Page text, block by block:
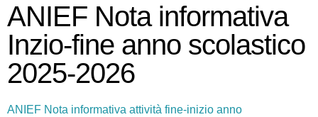
ANIEF Nota informativa
Inzio-fine anno scolastico
2025-2026
ANIEF Nota informativa attività fine-inizio anno